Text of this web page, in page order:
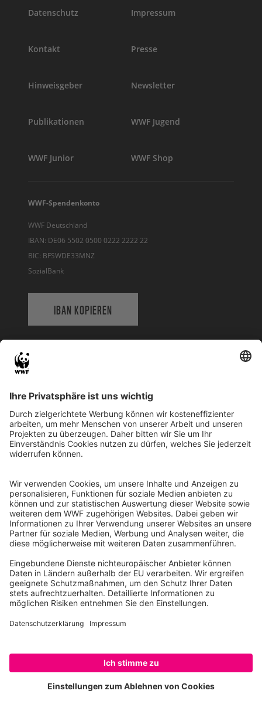
Datenschutz Impressum
Kontakt Presse
Hinweisgeber Newsletter
Publikationen WWF Jugend
WWF Junior WWF Shop
WWF-Spendenkonto
WWF Deutschland
IBAN: DE06 5502 0500 0222 2222 22
BIC: BFSWDE33MNZ
SozialBank
IBAN KOPIEREN
WWF Deutschland
Reinhardtstr. 18
10117 Berlin
Tel.: 030-311 777 700
Ihre Spende kann steuerlich geltend gemacht werden
Registriert als Stiftung WWF Deutschland, Senatsverwaltung für
Justiz Berlin, Az: 3416/976/2
Umsatzsteuer-Identifikationsnummer: DE 114236103
Freistellungsbescheid: Als gemeinnützige Körperschaft befreit
von der Körperschaftssteuer gem. §5 I 9 KStg. unter der
Steuernummer 27/641/09321
© WWF Deutschland 2026